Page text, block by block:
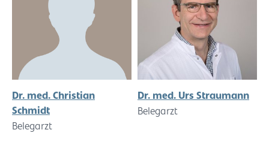
Dr. med. Christian
Schmidt
Belegarzt
Dr. med. Urs Straumann
Belegarzt